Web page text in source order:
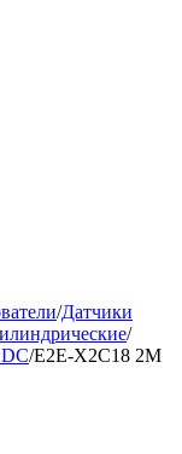
/Датчики
/
/E2E-X2C18 2M